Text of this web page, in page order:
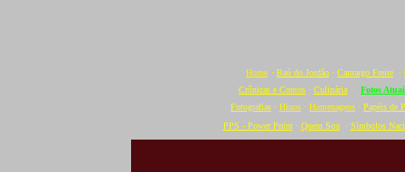
Home · Baú do Jordão · Camargo Freire ·
Crônicas e Contos · Culinária · Fotos
Fotografias · Hinos · Homenagens · Papéis de
PPS - Power Point· Quem Sou· Símbolos